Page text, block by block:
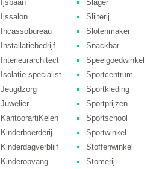
Ijsbaan
Ijssalon
Incassobureau
Installatiebedrijf
Interieurarchitect
Isolatie specialist
Jeugdzorg
Juwelier
KantoorartiKelen
Kinderboerderij
Kinderdagverblijf
Kinderopvang
Slager
Slijterij
Slotenmaker
Snackbar
Speelgoedwinkel
Sportcentrum
Sportkleding
Sportprijzen
Sportschool
Sportwinkel
Stoffenwinkel
Stomerij